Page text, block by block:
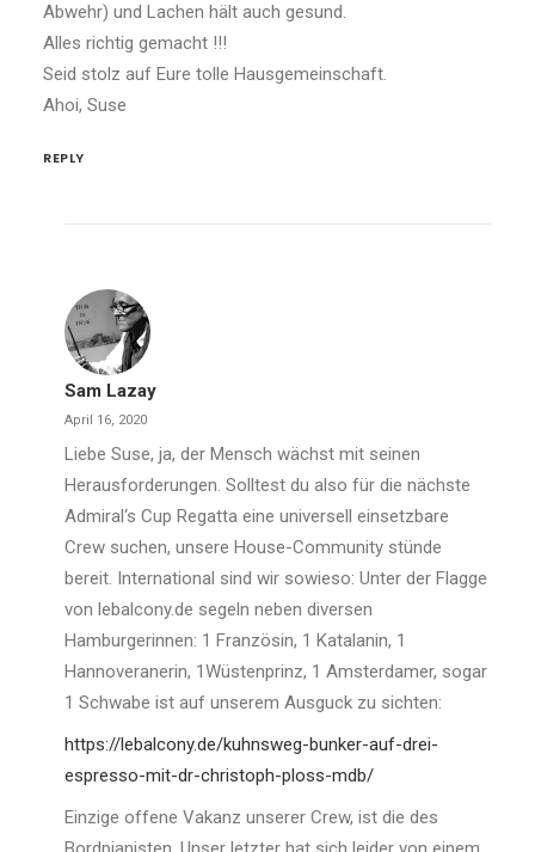
Abwehr) und Lachen hält auch gesund.
Alles richtig gemacht !!!
Seid stolz auf Eure tolle Hausgemeinschaft.
Ahoi, Suse
REPLY
Sam Lazay
April 16, 2020
Liebe Suse, ja, der Mensch wächst mit seinen
Herausforderungen. Solltest du also für die nächste
Admiral‘s Cup Regatta eine universell einsetzbare
Crew suchen, unsere House-Community stünde
bereit. International sind wir sowieso: Unter der Flagge
von lebalcony.de segeln neben diversen
Hamburgerinnen: 1 Französin, 1 Katalanin, 1
Hannoveranerin, 1Wüstenprinz, 1 Amsterdamer, sogar
1 Schwabe ist auf unserem Ausguck zu sichten:
https://lebalcony.de/kuhnsweg-bunker-auf-drei-
espresso-mit-dr-christoph-ploss-mdb/
Einzige offene Vakanz unserer Crew, ist die des